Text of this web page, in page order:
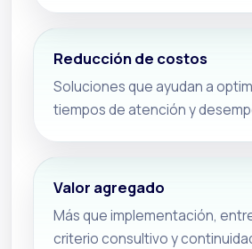
Reducción de costos
Soluciones que ayudan a
tiempos de atención y
Valor agregado
Más que implementación,
criterio consultivo y